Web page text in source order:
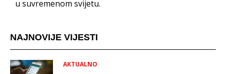
u suvremenom svijetu.
NAJNOVIJE VIJESTI
AKTUALNO